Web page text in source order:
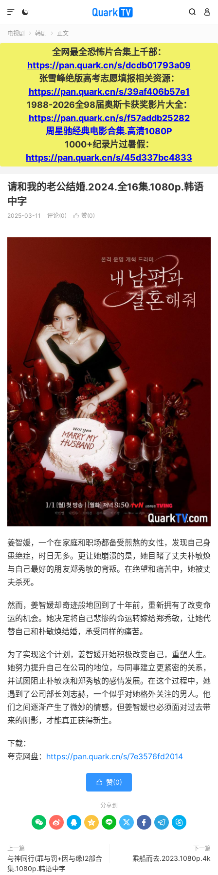
  

电视剧  韩剧  正文
全网最全恐怖片合集上千部：
https://pan.quark.cn/s/dcdb01793a09
张雪峰绝版高考志愿填报相关资源：
https://pan.quark.cn/s/39af406b57e1
1988-2026全98届奥斯卡获奖影片大全：
https://pan.quark.cn/s/f57addb25282
周星驰经典电影合集.高清1080P
1000+纪录片过暑假：
https://pan.quark.cn/s/45d337bc4833
请和我的老公结婚.2024.全16集.1080p.韩语
中字
2025-03-11 评论(0)  赞(0)
姜智媛，一个在家庭和职场都备受煎熬的女性，发现自己身
患绝症，时日无多。更让她崩溃的是，她目睹了丈夫朴敏焕
与自己最好的朋友郑秀敏的背叛。在绝望和痛苦中，她被丈
夫杀死。
然而，姜智媛却奇迹般地回到了十年前，重新拥有了改变命
运的机会。她决定将自己悲惨的命运转嫁给郑秀敏，让她代
替自己和朴敏焕结婚，承受同样的痛苦。
为了实现这个计划，姜智媛开始积极改变自己，重塑人生。
她努力提升自己在公司的地位，与同事建立更紧密的关系，
并试图阻止朴敏焕和郑秀敏的感情发展。在这个过程中，她
遇到了公司部长刘志赫，一个似乎对她格外关注的男人。他
们之间逐渐产生了微妙的情感，但姜智媛也必须面对过去带
来的阴影，才能真正获得新生。
下载：
夸克网盘： https://pan.quark.cn/s/7e3576fd2014
 赞(0)
分享到
        
上一篇
与神同行(罪与罚+因与缘)2部合
集.1080p.韩语中字
下一篇
乘船而去.2023.1080p.4k